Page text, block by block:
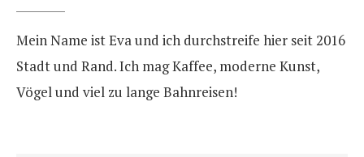
Mein Name ist Eva und ich durchstreife hier seit 2016
Stadt und Rand. Ich mag Kaffee, moderne Kunst,
Vögel und viel zu lange Bahnreisen!